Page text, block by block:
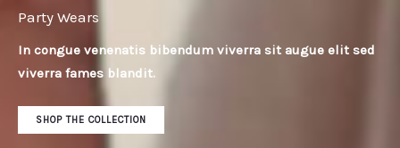
Party Wears
In congue venenatis bibendum viverra sit augue elit sed
viverra fames blandit.
SHOP THE COLLECTION